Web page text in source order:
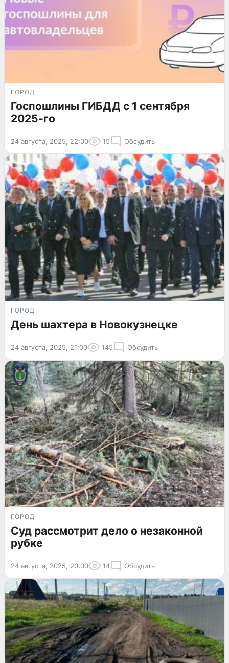
ГОРОД
Госпошлины ГИБДД с 1 сентября
2025-го
24 августа, 2025, 22:00 15 Обсудить
ГОРОД
День шахтера в Новокузнецке
24 августа, 2025, 21:00 145 Обсудить
ГОРОД
Суд рассмотрит дело о незаконной
рубке
24 августа, 2025, 20:00 14 Обсудить